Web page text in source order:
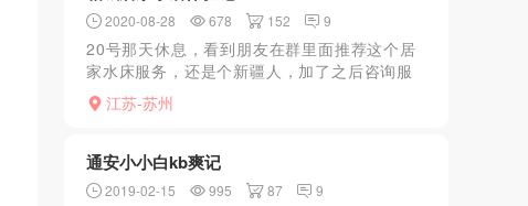
2020-08-28 678 152 9
20号那天休息，看到朋友在群里面推荐这个居
家水床服务，还是个新疆人，加了之后咨询服
务，600全套，看了颜值觉得可以，又忍耐了很
久，所以就直接开车直奔相城.说说现场体验
江苏-苏州
通安小小白kb爽记
2019-02-15 995 87 9